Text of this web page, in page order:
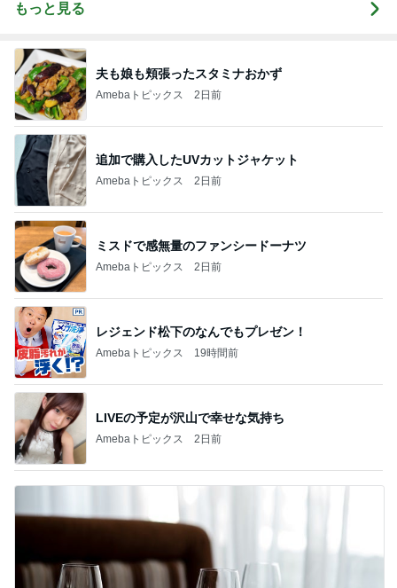
もっと見る
夫も娘も頬張ったスタミナおかず
Amebaトピックス 2日前
追加で購入したUVカットジャケット
Amebaトピックス 2日前
ミスドで感無量のファンシードーナツ
Amebaトピックス 2日前
レジェンド松下のなんでもプレゼン！
Amebaトピックス 19時間前
LIVEの予定が沢山で幸せな気持ち
Amebaトピックス 2日前